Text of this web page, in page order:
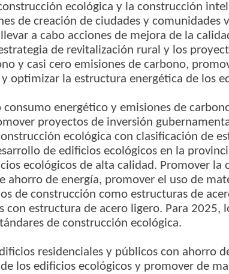
ecológica y la construcción
de creación de ciudades y comunidades
a cabo acciones de mejora de la
de revitalización rural y los
y casi cero emisiones de carbono,
optimizar la estructura energética de los
energético y emisiones de
proyectos de inversión
ecológica con clasificación de
de edificios ecológicos en la
ecológicos de alta calidad. Promover la
ahorro de energía, promover el uso de
de construcción como estructuras de
con estructura de acero ligero. Para 2025,
de construcción ecológica.
residenciales y públicos con ahorro
los edificios ecológicos y promover de